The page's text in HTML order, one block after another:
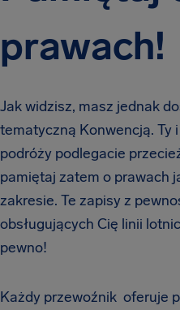
prawach!
Jak widzisz, masz jednak
tematyczną Konwencją. Ty
podróży podlegacie
pamiętaj zatem o prawach
zakresie. Te zapisy z
obsługujących Cię linii
pewno!
Każdy przewoźnik oferuje